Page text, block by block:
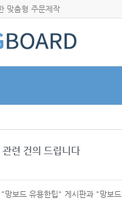
맞춤형 주문제작
련 건의 드립니다
망보드 유용한팁" 게시판과 "망보